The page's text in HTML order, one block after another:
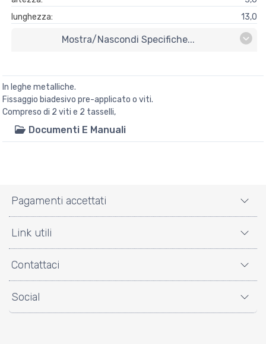
lunghezza:
13,0
Mostra/nascondi Specifiche...
In leghe metalliche.
Fissaggio biadesivo pre-applicato o viti.
Compreso di 2 viti e 2 tasselli,
Documenti E Manuali
Pagamenti accettati
Link utili
Contattaci
Social